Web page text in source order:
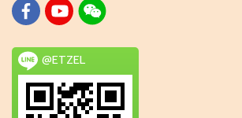
@ETZEL